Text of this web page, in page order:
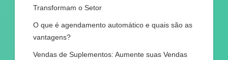
Transformam o Setor
O que é agendamento automático e quais são as
vantagens?
Vendas de Suplementos: Aumente suas Vendas